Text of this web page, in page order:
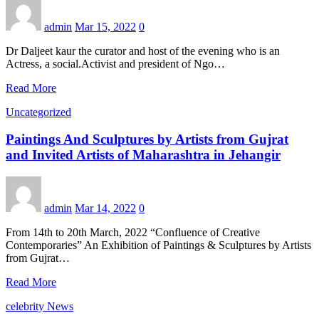
admin Mar 15, 2022 0
Dr Daljeet kaur the curator and host of the evening who is an
Actress, a social.Activist and president of Ngo…
Read More
Uncategorized
Paintings And Sculptures by Artists from Gujrat
and Invited Artists of Maharashtra in Jehangir
admin Mar 14, 2022 0
From 14th to 20th March, 2022 “Confluence of Creative
Contemporaries” An Exhibition of Paintings & Sculptures by Artists
from Gujrat…
Read More
celebrity News